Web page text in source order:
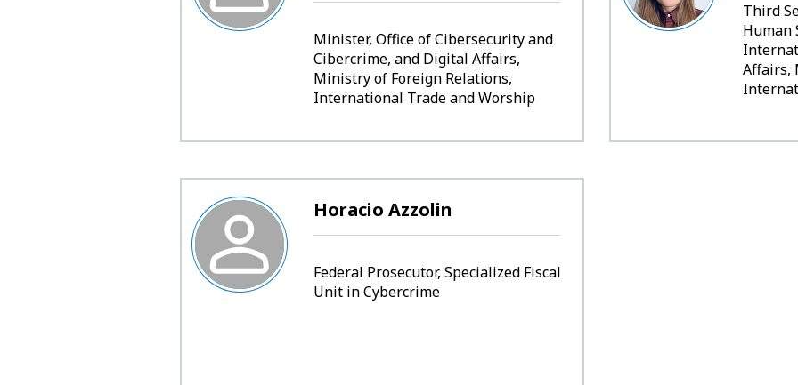
Minister, Office of Cibersecurity and
Cibercrime, and Digital Affairs,
Ministry of Foreign Relations,
International Trade and Worship
Third
Human
Affairs,
Horacio Azzolin
Federal Prosecutor, Specialized Fiscal
Unit in Cybercrime